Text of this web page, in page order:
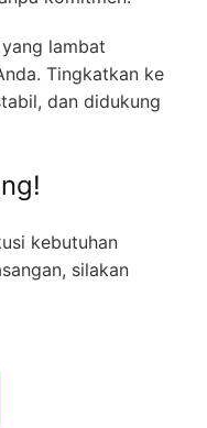
lambat
Tingkatkan ke
dan didukung
kebutuhan
silakan